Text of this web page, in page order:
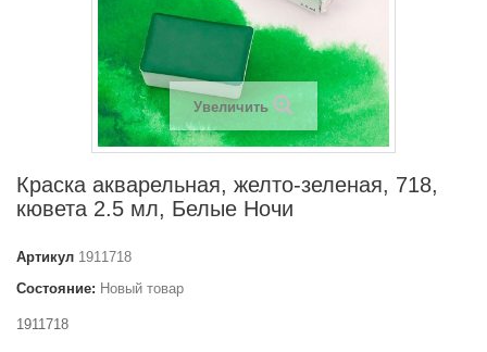
Увеличить
Краска акварельная, желто-зеленая, 718,
кювета 2.5 мл, Белые Ночи
Артикул 1911718
Состояние: Новый товар
1911718